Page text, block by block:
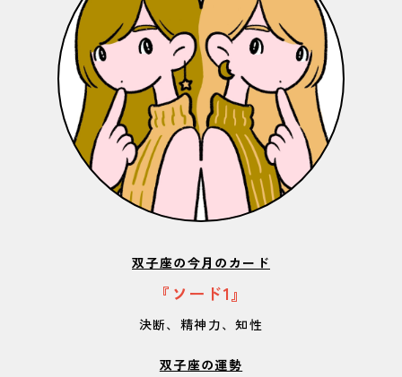
双子座の今月のカード
『ソード1』
決断、精神力、知性
双子座の運勢